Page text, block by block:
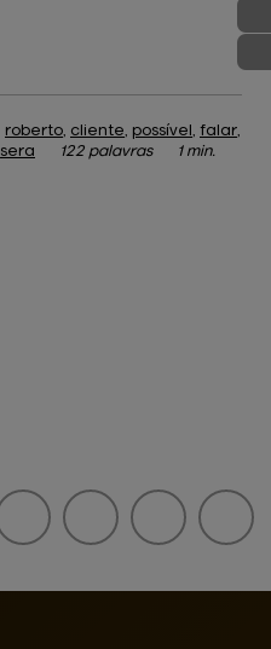
roberto, cliente, possível , falar,
sera 122 palavras
1 min.